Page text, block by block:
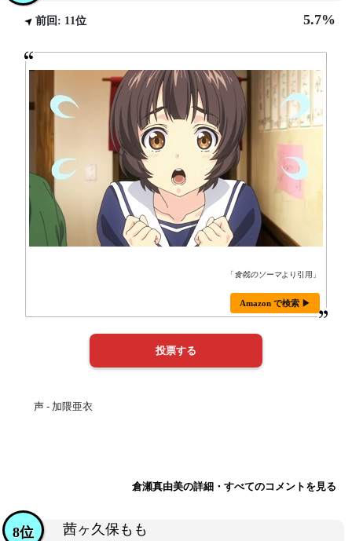
前回: 11位 5.7%
「食戟のソーマより引用」
Amazon で検索 ▶
声 - 加隈亜衣
倉瀬真由美の詳細・すべてのコメントを見る
茜ヶ久保もも
8位